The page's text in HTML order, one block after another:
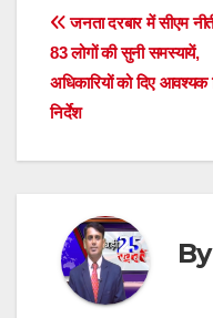
s
A
p
e
b
o
k
er
ar
e
Post
जनता दरबार में सीएम
83 लोगों की सुनी समस्यायें,
अधिकारियों को दिए आवश्यक
निर्देश